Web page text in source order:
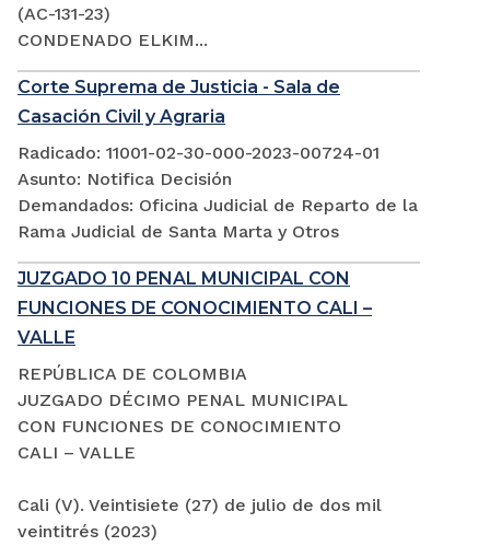
(AC-131-23)
CONDENADO ELKIM...
Corte Suprema de Justicia - Sala de
Casación Civil y Agraria
Radicado: 11001-02-30-000-2023-00724-01
Asunto: Notifica Decisión
Demandados: Oficina Judicial de Reparto de la
Rama Judicial de Santa Marta y Otros
JUZGADO 10 PENAL MUNICIPAL CON
FUNCIONES DE CONOCIMIENTO CALI –
VALLE
REPÚBLICA DE COLOMBIA
JUZGADO DÉCIMO PENAL MUNICIPAL
CON FUNCIONES DE CONOCIMIENTO
CALI – VALLE
Cali (V). Veintisiete (27) de julio de dos mil
veintitrés (2023)